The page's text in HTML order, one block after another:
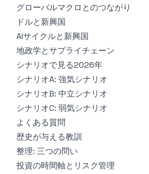
グローバルマクロとのつながり
ドルと新興国
AIサイクルと新興国
地政学とサプライチェーン
シナリオで見る2026年
シナリオA: 強気シナリオ
シナリオB: 中立シナリオ
シナリオC: 弱気シナリオ
よくある質問
歴史が与える教訓
整理: 三つの問い
投資の時間軸とリスク管理